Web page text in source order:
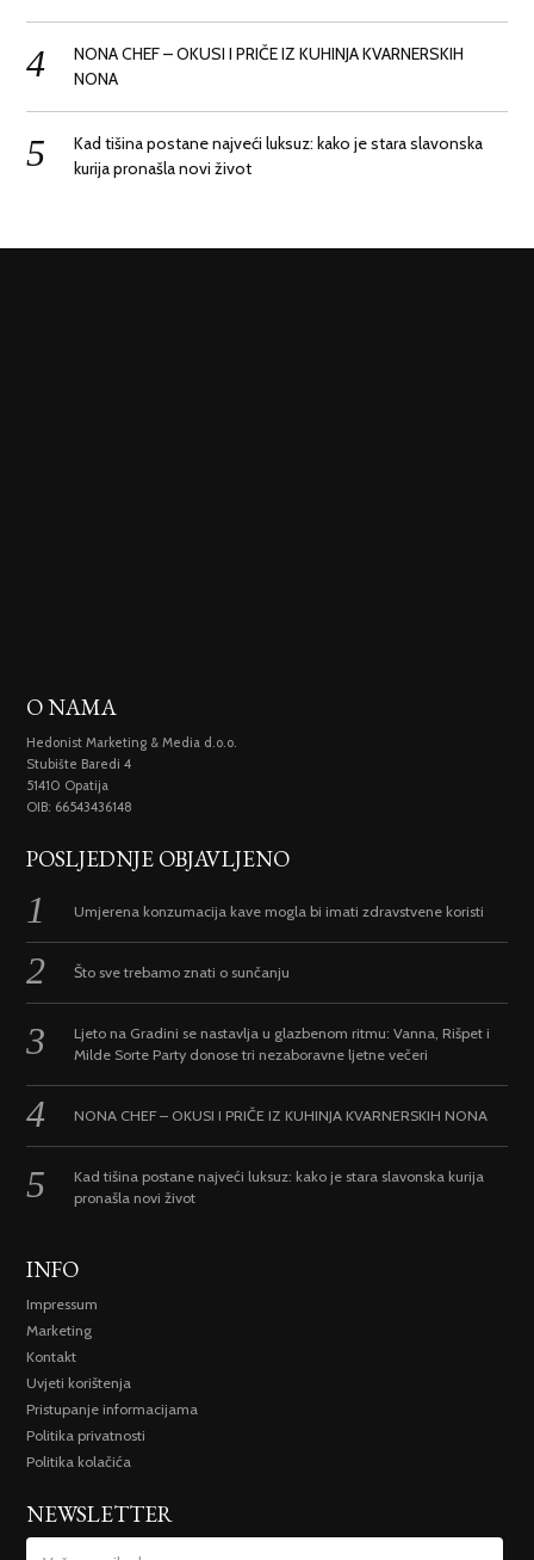
NONA CHEF – OKUSI I PRIČE IZ KUHINJA KVARNERSKIH
NONA
Kad tišina postane najveći luksuz: kako je stara slavonska
kurija pronašla novi život
O NAMA
Hedonist Marketing & Media d.o.o.
Stubište Baredi 4
51410 Opatija
OIB: 66543436148
POSLJEDNJE OBJAVLJENO
Umjerena konzumacija kave mogla bi imati zdravstvene koristi
Što sve trebamo znati o sunčanju
Ljeto na Gradini se nastavlja u glazbenom ritmu: Vanna, Rišpet i
Milde Sorte Party donose tri nezaboravne ljetne večeri
NONA CHEF – OKUSI I PRIČE IZ KUHINJA KVARNERSKIH NONA
Kad tišina postane najveći luksuz: kako je stara slavonska kurija
pronašla novi život
INFO
Impressum
Marketing
Kontakt
Uvjeti korištenja
Pristupanje informacijama
Politika privatnosti
Politika kolačića
NEWSLETTER